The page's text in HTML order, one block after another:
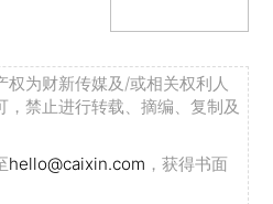
权为财新传媒及/或相关权利人
禁止进行转载、摘编、复制及
hello@caixin.com ，获得书面